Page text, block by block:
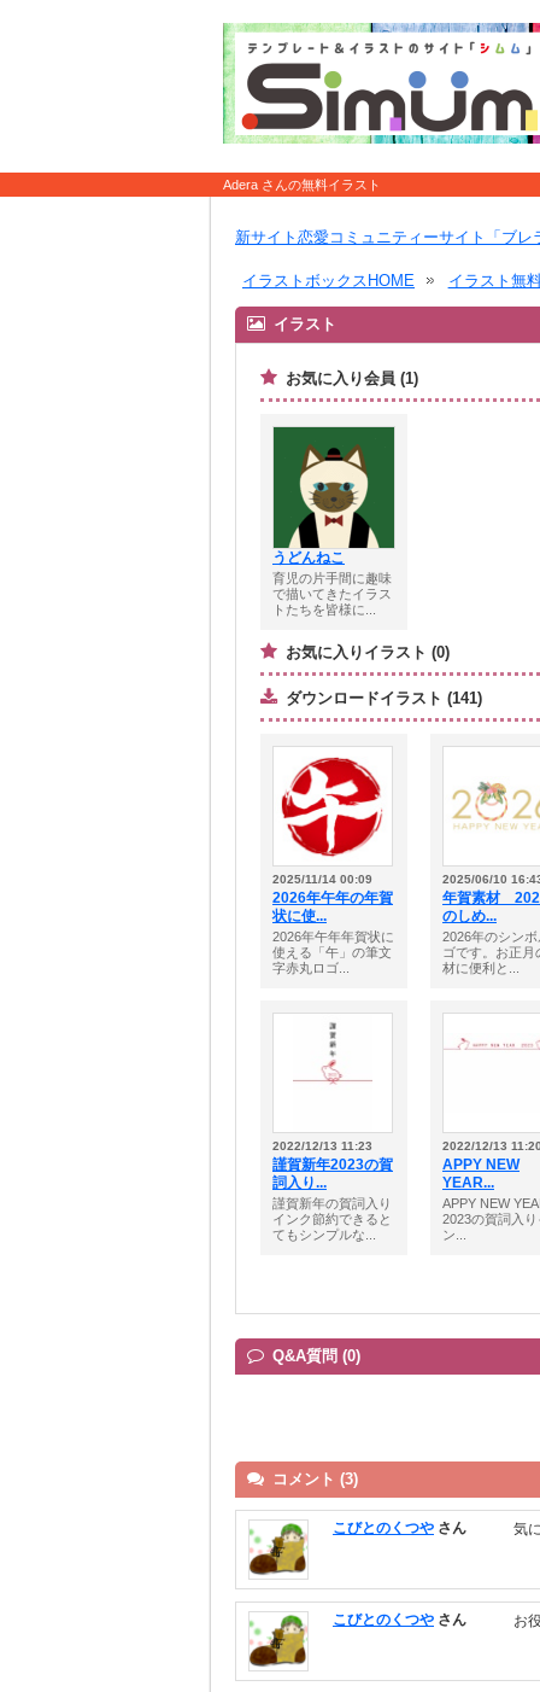
Adera さんの無料イラスト
新サイト恋愛コミュニティーサイト「ブレ
イラストボックスHOME イラスト無
イラスト
お気に入り会員 (1)
うどんねこ
育児の片手間に趣味
で描いてきたイラス
トたちを皆様に...
お気に入りイラスト (0)
ダウンロードイラスト (141)
2025/11/14 00:09
2026年午年の年賀
状に使...
2026年午年年賀状に
使える「午」の筆文
字赤丸ロゴ...
2025/06/10
年賀素材
のしめ...
2026年のシン
ゴです。お正月
材に便利と...
2022/12/13 11:23
謹賀新年2023の賀
詞入り...
謹賀新年の賀詞入り
インク節約できると
てもシンプルな...
2022/12/13
APPY NEW
YEAR...
APPY NEW
2023の賀詞入り
ン...
Q&A質問 (0)
コメント (3)
こびとのくつや さん 気
こびとのくつや さん お